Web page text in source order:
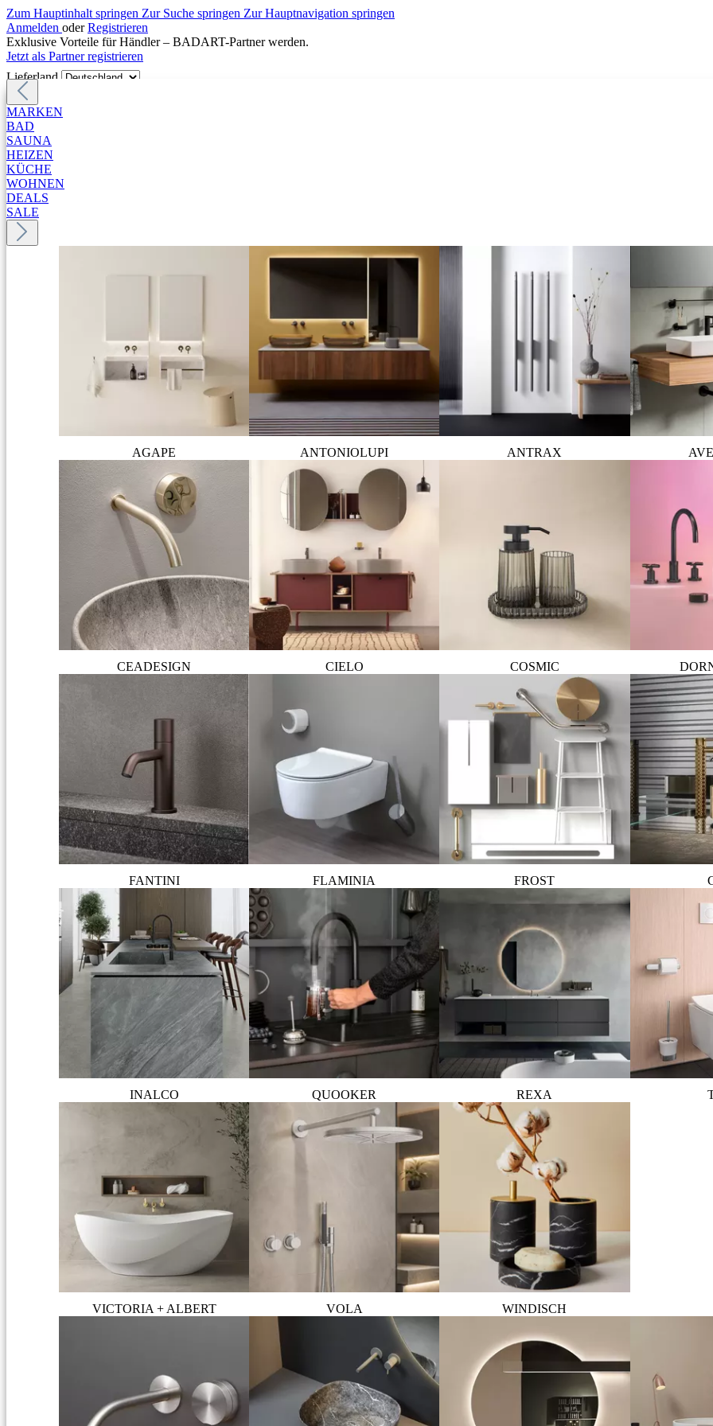
Zum Hauptinhalt springen Zur Suche springen Zur Hauptnavigation springen
Anmelden oder Registrieren
Exklusive Vorteile für Händler – BADART-Partner werden.
Jetzt als Partner registrieren
Lieferland
MARKEN
BAD
SAUNA
HEIZEN
KÜCHE
WOHNEN
DEALS
SALE
AGAPE ANTONIOLUPI ANTRAX
CEADESIGN CIELO COSMIC
FANTINI FLAMINIA FROST
INALCO QUOOKER REXA
VICTORIA + ALBERT VOLA WINDISCH